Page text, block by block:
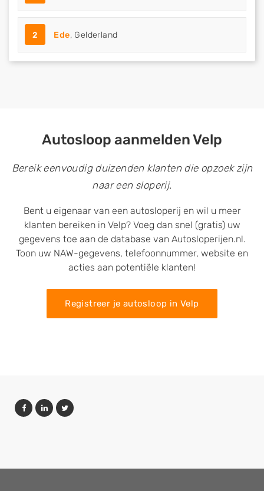
2 Ede, Gelderland
Autosloop aanmelden Velp
Bereik eenvoudig duizenden klanten die opzoek zijn
naar een sloperij.
Bent u eigenaar van een autosloperij en wil u meer
klanten bereiken in Velp? Voeg dan snel (gratis) uw
gegevens toe aan de database van Autosloperijen.nl.
Toon uw NAW-gegevens, telefoonnummer, website en
acties aan potentiële klanten!
Registreer je autosloop in Velp